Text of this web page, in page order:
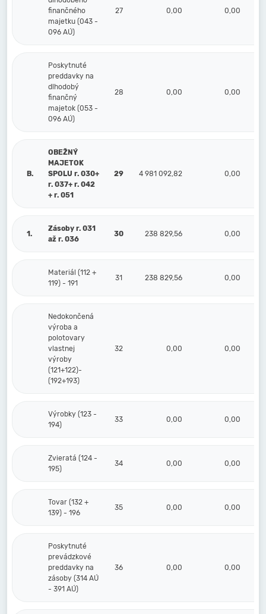
finančného
majetku (043 -
096 AÚ)
27 0,00 0,00
Poskytnuté
preddavky na
dlhodobý
finančný
majetok (053 -
096 AÚ)
28 0,00 0,00
B.
OBEŽNÝ
MAJETOK
SPOLU r. 030+
r. 037+ r. 042
+ r. 051
29 4 981 092,82 0,00
1.
Zásoby r. 031
až r. 036
30 238 829,56 0,00
Materiál (112 +
119) - 191
31 238 829,56 0,00
Nedokončená
výroba a
polotovary
vlastnej
výroby
(121+122)-
(192+193)
32 0,00 0,00
Výrobky (123 -
194)
33 0,00 0,00
Zvieratá (124 -
195)
34 0,00 0,00
Tovar (132 +
139) - 196
35 0,00 0,00
Poskytnuté
prevádzkové
preddavky na
zásoby (314 AÚ
- 391 AÚ)
36 0,00 0,00